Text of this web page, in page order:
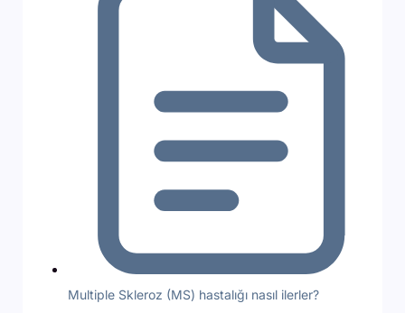
Multiple Skleroz (MS) hastalığı nasıl ilerler?